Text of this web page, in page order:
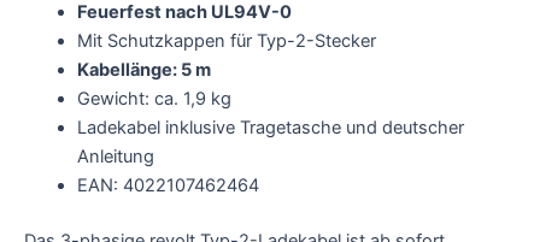
Feuerfest nach UL94V-0
Mit Schutzkappen für Typ-2-Stecker
Kabellänge: 5 m
Gewicht: ca. 1,9 kg
Ladekabel inklusive Tragetasche und deutscher
Anleitung
EAN: 4022107462464